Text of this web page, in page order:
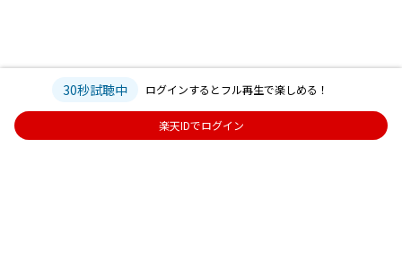
30秒試聴中 ログインするとフル再生で楽しめる！
楽天IDでログイン